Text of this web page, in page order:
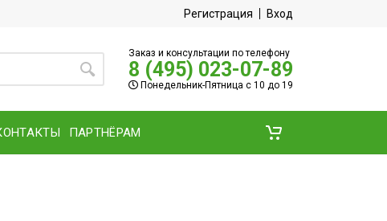
Регистрация Вход
Заказ и консультации по телефону
8 (495) 023-07-89
Понедельник-Пятница с 10 до 19
ПАРТНЁРАМ